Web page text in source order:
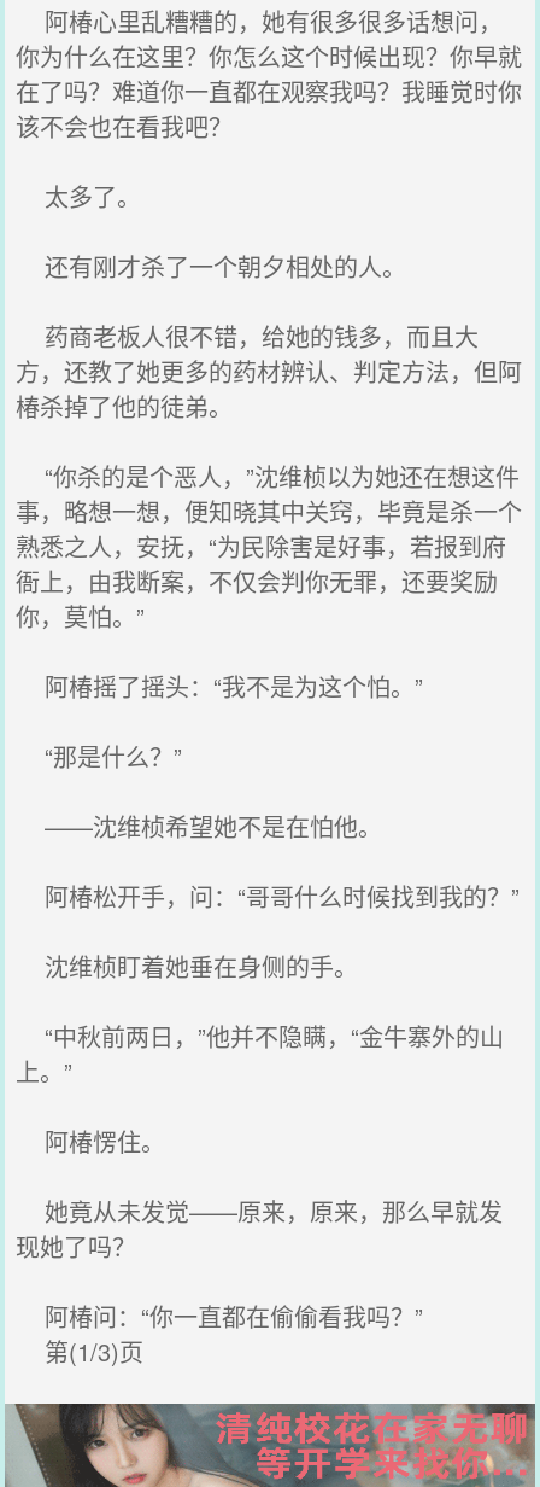
阿椿心里乱糟糟的，她有很多很多话想问，
你为什么在这里？你怎么这个时候出现？你早就
在了吗？难道你一直都在观察我吗？我睡觉时你
该不会也在看我吧？
太多了。
还有刚才杀了一个朝夕相处的人。
药商老板人很不错，给她的钱多，而且大
方，还教了她更多的药材辨认、判定方法，但阿
椿杀掉了他的徒弟。
“你杀的是个恶人，”沈维桢以为她还在想这件
事，略想一想，便知晓其中关窍，毕竟是杀一个
熟悉之人，安抚，“为民除害是好事，若报到府
衙上，由我断案，不仅会判你无罪，还要奖励
你，莫怕。”
阿椿摇了摇头：“我不是为这个怕。”
“那是什么？”
——沈维桢希望她不是在怕他。
阿椿松开手，问：“哥哥什么时候找到我的？”
沈维桢盯着她垂在身侧的手。
“中秋前两日，”他并不隐瞒，“金牛寨外的山
上。”
阿椿愣住。
她竟从未发觉——原来，原来，那么早就发
现她了吗？
阿椿问：“你一直都在偷偷看我吗？”
第(1/3)页